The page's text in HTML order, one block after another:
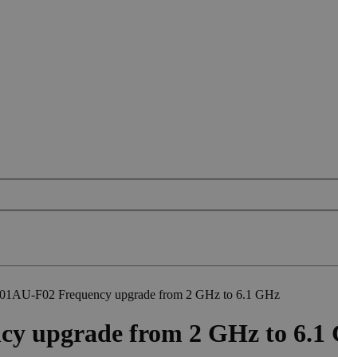
F02 Frequency upgrade from 2 GHz to 6.1 GHz
upgrade from 2 GHz to 6.1